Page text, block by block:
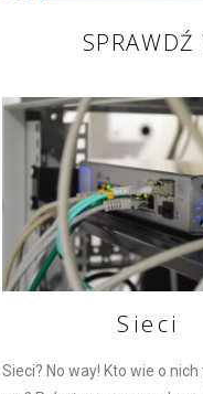
Sieci
Sieci? No way! Kto wie o